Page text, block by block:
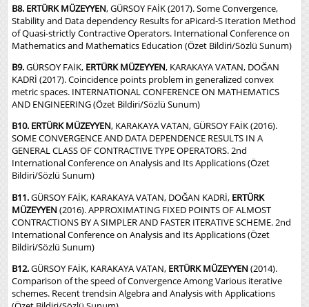
B8. ERTÜRK MÜZEYYEN, GÜRSOY FAİK (2017). Some Convergence,
Stability and Data dependency Results for aPicard-S Iteration Method
of Quasi-strictly Contractive Operators. International Conference on
Mathematics and Mathematics Education (Özet Bildiri/Sözlü Sunum)
B9.GÜRSOY FAİK, ERTÜRK MÜZEYYEN, KARAKAYA VATAN, DOĞAN
KADRİ (2017). Coincidence points problem in generalized convex
metric spaces. INTERNATIONAL CONFERENCE ON MATHEMATICS
AND ENGINEERING (Özet Bildiri/Sözlü Sunum)
B10. ERTÜRK MÜZEYYEN, KARAKAYA VATAN, GÜRSOY FAİK (2016).
SOME CONVERGENCE AND DATA DEPENDENCE RESULTS IN A
GENERAL CLASS OF CONTRACTIVE TYPE OPERATORS. 2nd
International Conference on Analysis and Its Applications (Özet
Bildiri/Sözlü Sunum)
B11.GÜRSOY FAİK, KARAKAYA VATAN, DOĞAN KADRİ, ERTÜRK
MÜZEYYEN (2016). APPROXIMATING FIXED POINTS OF ALMOST
CONTRACTIONS BY A SIMPLER AND FASTER ITERATIVE SCHEME. 2nd
International Conference on Analysis and Its Applications (Özet
Bildiri/Sözlü Sunum)
B12.GÜRSOY FAİK, KARAKAYA VATAN, ERTÜRK MÜZEYYEN (2014).
Comparison of the speed of Convergence Among Various iterative
schemes. Recent trendsin Algebra and Analysis with Applications